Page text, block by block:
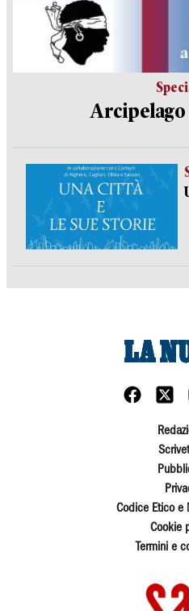
Arcipelago
Codice Etico e
Cookie
Termini e